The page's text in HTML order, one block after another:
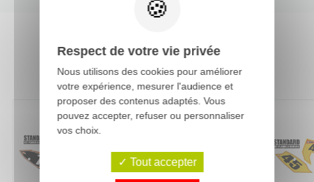
Vous aimerez aussi :
Respect de votre vie privée
Nous utilisons des cookies pour améliorer
votre expérience, mesurer l'audience et
proposer des contenus adaptés. Vous
pouvez accepter, refuser ou personnaliser
vos choix.
Tout accepter